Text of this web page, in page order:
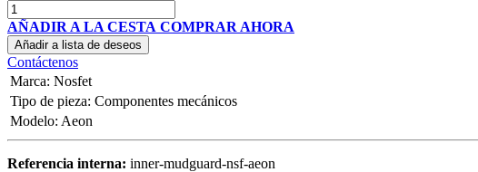
AÑADIR A LA CESTA COMPRAR AHORA
Añadir a lista de deseos
Contáctenos
Marca: Nosfet
Tipo de pieza: Componentes mecánicos
Modelo: Aeon
Referencia interna: inner-mudguard-nsf-aeon